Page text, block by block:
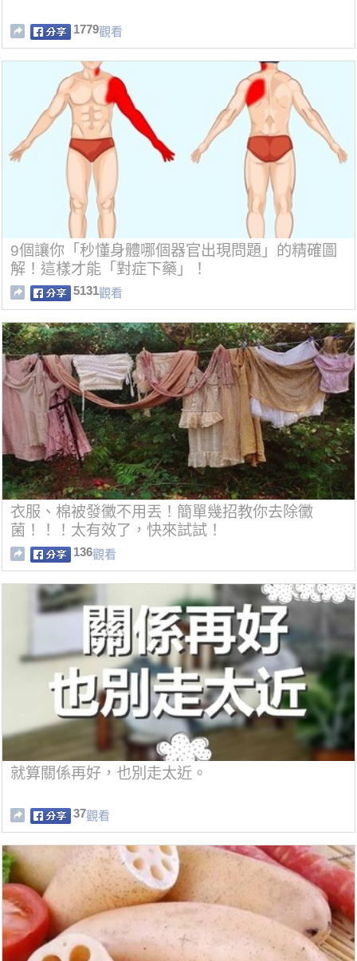
1779觀看
9個讓你「秒懂身體哪個器官出現問題」的精確圖
解！這樣才能「對症下藥」！
5131觀看
衣服、棉被發黴不用丟！簡單幾招教你去除黴
菌！！！太有效了，快來試試！
136觀看
就算關係再好，也別走太近。
37觀看